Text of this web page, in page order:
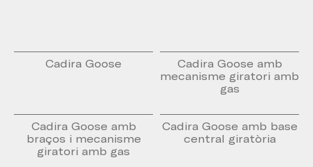
Cadira Goose
Cadira Goose amb
mecanisme giratori amb
gas
Cadira Goose amb
braços i mecanisme
giratori amb gas
Cadira Goose amb base
central giratòria